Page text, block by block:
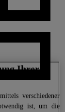
Ihrer
verschiedener
ist, um die